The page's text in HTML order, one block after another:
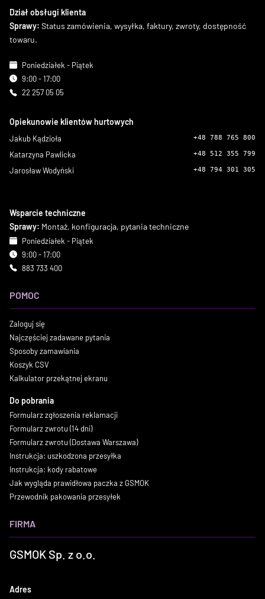
Dział obsługi klienta
Sprawy: Status zamówienia, wysyłka, faktury, zwroty, dostępność
towaru.
Poniedziałek - Piątek
9:00 - 17:00
22 257 05 05
Opiekunowie klientów hurtowych
Jakub Kądzioła +48 788 765 800
Katarzyna Pawlicka +48 512 355 799
Jarosław Wodyński +48 794 301 305
Wsparcie techniczne
Sprawy: Montaż, konfiguracja, pytania techniczne
Poniedziałek - Piątek
9:00 - 17:00
883 733 400
POMOC
Zaloguj się
Najczęściej zadawane pytania
Sposoby zamawiania
Koszyk CSV
Kalkulator przekątnej ekranu
Do pobrania
Formularz zgłoszenia reklamacji
Formularz zwrotu (14 dni)
Formularz zwrotu (Dostawa Warszawa)
Instrukcja: uszkodzona przesyłka
Instrukcja: kody rabatowe
Jak wygląda prawidłowa paczka z GSMOK
Przewodnik pakowania przesyłek
FIRMA
GSMOK Sp. z o.o.
Adres